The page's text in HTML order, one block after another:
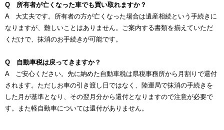
Q 所有者が亡くなった車でも買い取れますか？
A 大丈夫です。所有者の方が亡くなった場合は遺産相続という手続きに
なりますが、難しいことはありません。ご案内する書類を揃えていただ
くだけで、抹消のお手続きが可能です。
Q 自動車税は戻ってきますか？
A ご安心ください。先に納めた自動車税は県税事務所から月割りで還付
されます。ただしお車の引き渡し日ではなく、陸運局で抹消の手続きを
した月が基準となり、その翌月分から還付となりますので注意が必要で
す。また軽自動車については還付がありません。